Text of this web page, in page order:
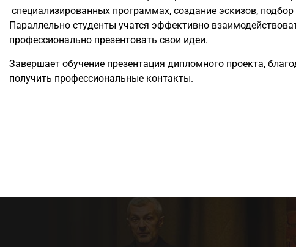
специализированных программах, создание эскизов,
Параллельно студенты учатся эффективно
профессионально презентовать свои идеи.
Завершает обучение презентация дипломного проекта,
получить профессиональные контакты.